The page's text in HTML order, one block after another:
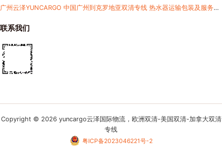
广州云泽YUNCARGO 中国广州到克罗地亚双清专线 热水器运输包装及服务详
联系我们
Copyright © 2026 yuncargo云泽国际物流，欧洲双清-美国双清-加拿大双清
专线
粤ICP备2023046221号-2